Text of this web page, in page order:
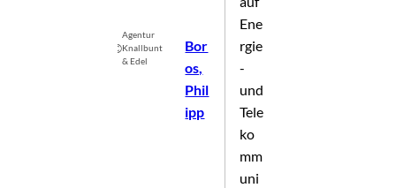
©
Agentur
Knallbunt
& Edel
Bor
os,
Phil
ipp
Ene
rgie
-
und
Tele
ko
mm
uni